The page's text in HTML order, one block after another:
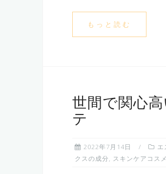
もっと読む
世間で関心
テ
2022年7月14日 エ
クスの成分, スキンケアコス